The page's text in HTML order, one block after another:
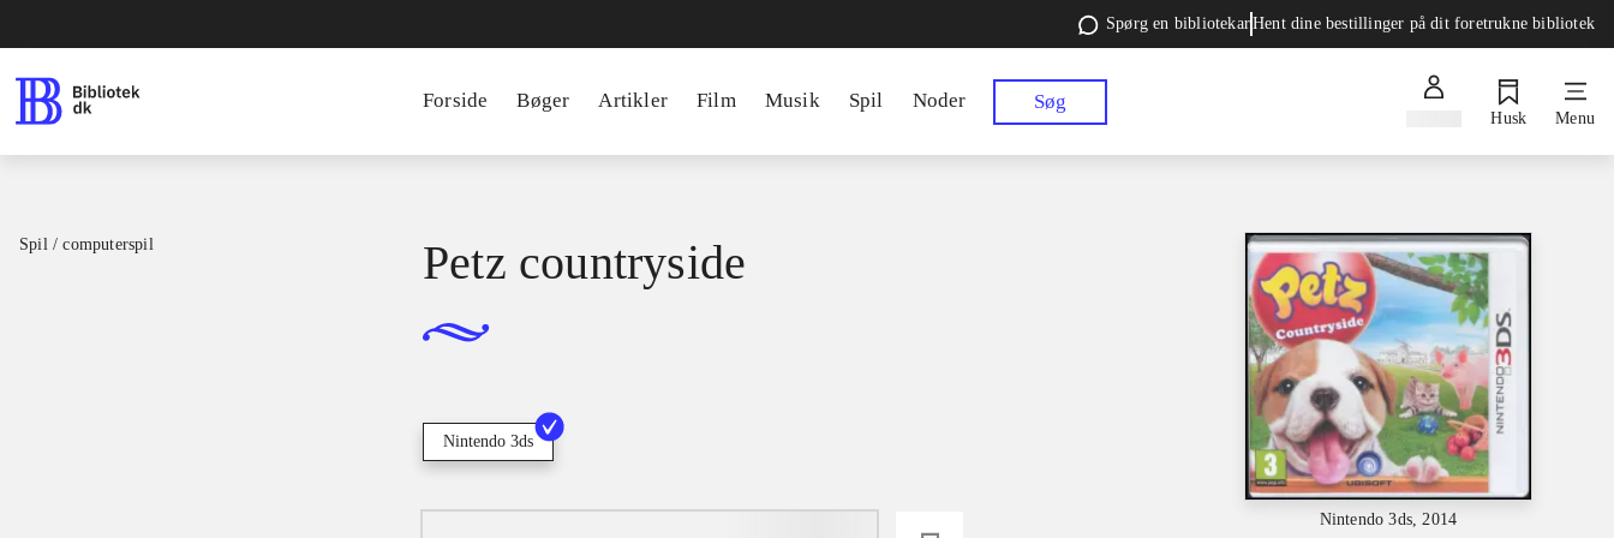
Spørg en bibliotekarHent dine bestillinger på dit foretrukne bibliotek
Forside Bøger Artikler Film Musik Spil Noder Søg
Husk Menu
Spil / computerspil
Nintendo 3ds, 2014
Petz countryside
Nintendo 3ds